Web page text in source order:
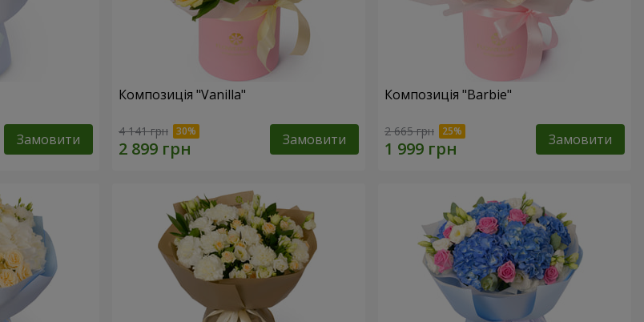
Замовити
Композиція "Vanilla"
4 141 грн Замовити
Композиція "Barbie"
2 665 грн Замовити